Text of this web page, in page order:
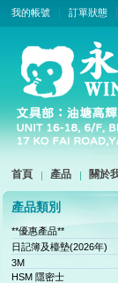
我的帳號 訂單狀態
首頁 產品 關於
產品類別
**優惠產品**
日記簿及檯墊(2026年)
3M
HSM 隱密士